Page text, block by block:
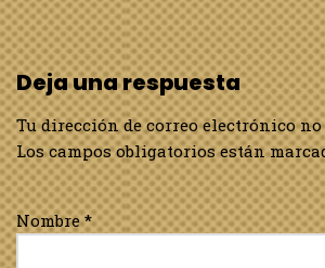
Deja una respuesta
Tu dirección de correo electrónico
Los campos obligatorios están
Nombre*